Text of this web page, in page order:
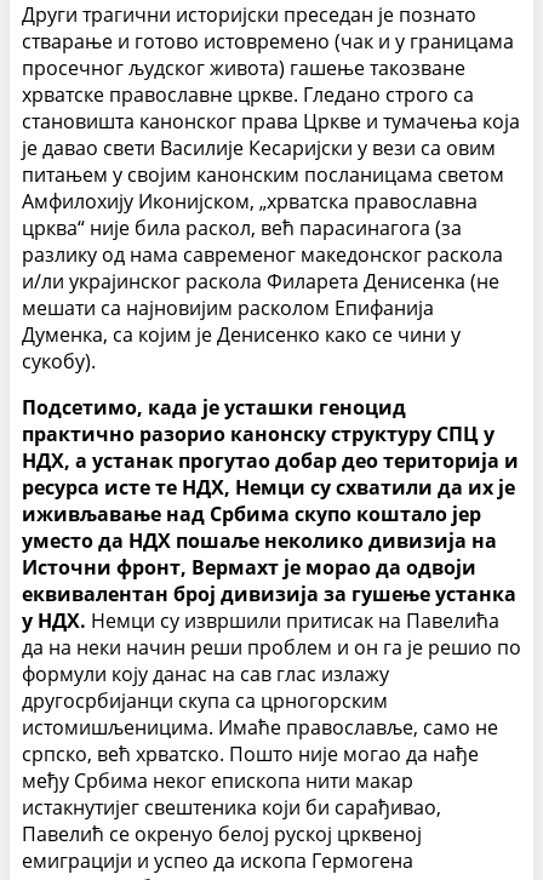
Други трагични историјски преседан је познато
стварање и готово истовремено (чак и у границама
просечног људског живота) гашење такозване
хрватске православне цркве. Гледано строго са
становишта канонског права Цркве и тумачења која
је давао свети Василије Кесаријски у вези са овим
питањем у својим канонским посланицама светом
Амфилохију Иконијском, „хрватска православна
црква“ није била раскол, већ парасинагога (за
разлику од нама савременог македонског раскола
и/ли украјинског раскола Филарета Денисенка (не
мешати са најновијим расколом Епифанија
Думенка, са којим је Денисенко како се чини у
сукобу).
Подсетимо, када је усташки геноцид
практично разорио канонску структуру СПЦ у
НДХ, а устанак прогутао добар део територија и
ресурса исте те НДХ, Немци су схватили да их је
иживљавање над Србима скупо коштало јер
уместо да НДХ пошаље неколико дивизија на
Источни фронт, Вермахт је морао да одвоји
еквивалентан број дивизија за гушење устанка
у НДХ. Немци су извршили притисак на Павелића
да на неки начин реши проблем и он га је решио по
формули коју данас на сав глас излажу
другосрбијанци скупа са црногорским
истомишљеницима. Имаће православље, само не
српско, већ хрватско. Пошто није могао да нађе
међу Србима неког епископа нити макар
истакнутијег свештеника који би сарађивао,
Павелић се окренуо белој руској црквеној
емиграцији и успео да ископа Гермогена